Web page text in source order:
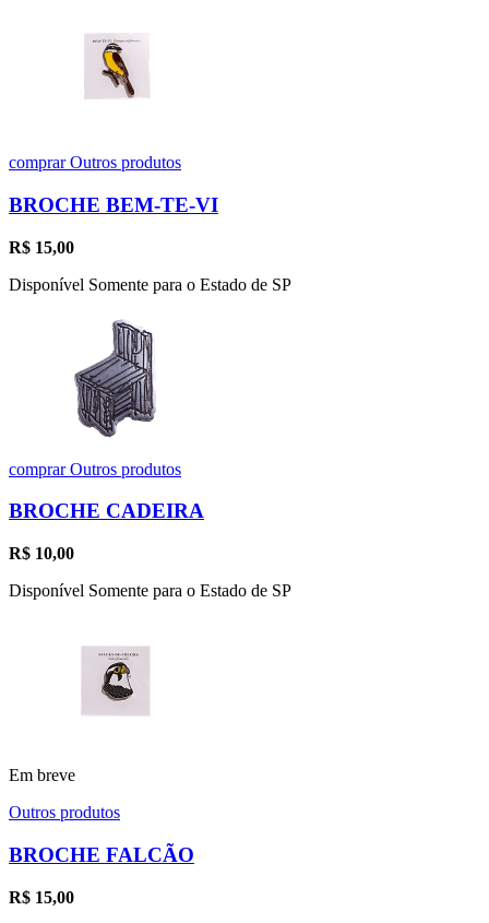
comprarOutros produtos
BROCHE BEM-TE-VI
R$ 15,00
Disponível Somente para o Estado de SP
comprarOutros produtos
BROCHE CADEIRA
R$ 10,00
Disponível Somente para o Estado de SP
Em breve
Outros produtos
BROCHE FALCÃO
R$ 15,00